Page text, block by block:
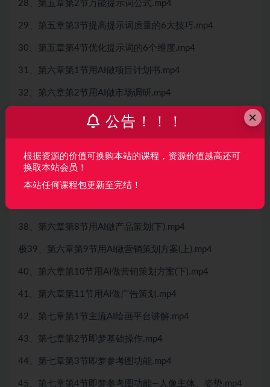
28、第五章第2节万能提示词公式.mp4
29、第五章第3节提高提示词质量的6大技巧.mp4
30、第五章第4节优化提示词的6个维度.mp4
31、第六章第1节用AI做项目计划书.mp4
32、第六章第2节用AI做市场调研.mp4
33、第六章第3节用AI设计调研问卷并分析.mp4极p>
34、第六章第4节用AI做竞品分析.mp4
35、第六章第5节用AI做用户需求分析.mp4
36、第六章第6节用AI做产品策划(上).mp4
38、第六章第8节用AI做产品策划(下).mp4
极39、第六章第9节用AI做营销策划方案(上).mp4
40、第六章第10节用AI做营销策划方案(下).mp4
41、第六章第11节用AI做广告策划.mp4
42、第七章第1节主流AI绘画平台讲解.mp4
43、第七章第2节即梦基础操作.mp4
44、第七章第3节即梦参考图功能.mp4
45、第七章第4节即梦参考图功能—人像主体、姿势.mp4
×
公告！！！
根据资源的价值可换购本站的课程，资源价值越高还可
换取本站会员！
本站任何课程包更新至完结！